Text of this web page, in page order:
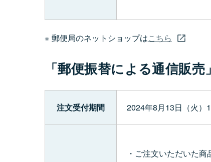
郵便局のネットショップはこちら
「郵便振替による通信販
注文受付期間 2024年8月13日（火）
ご注文いただいた商